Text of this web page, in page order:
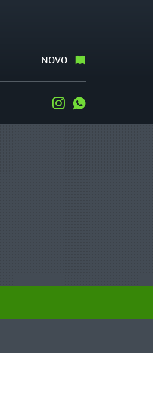
NOVO
Instagram